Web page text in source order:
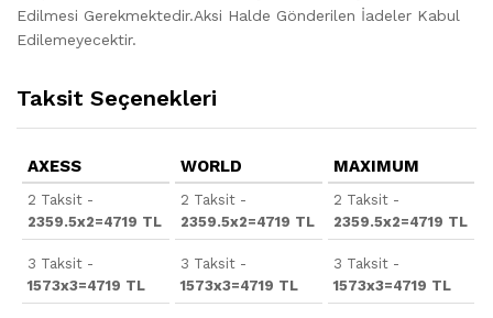
Edilmesi Gerekmektedir.Aksi Halde Gönderilen İadeler Kabul
Edilemeyecektir.
Taksit Seçenekleri
AXESS
2 Taksit -
2359.5x2=4719 TL
3 Taksit -
1573x3=4719 TL
WORLD
2 Taksit -
2359.5x2=4719 TL
3 Taksit -
1573x3=4719 TL
MAXIMUM
2 Taksit -
2359.5x2=4719 TL
3 Taksit -
1573x3=4719 TL